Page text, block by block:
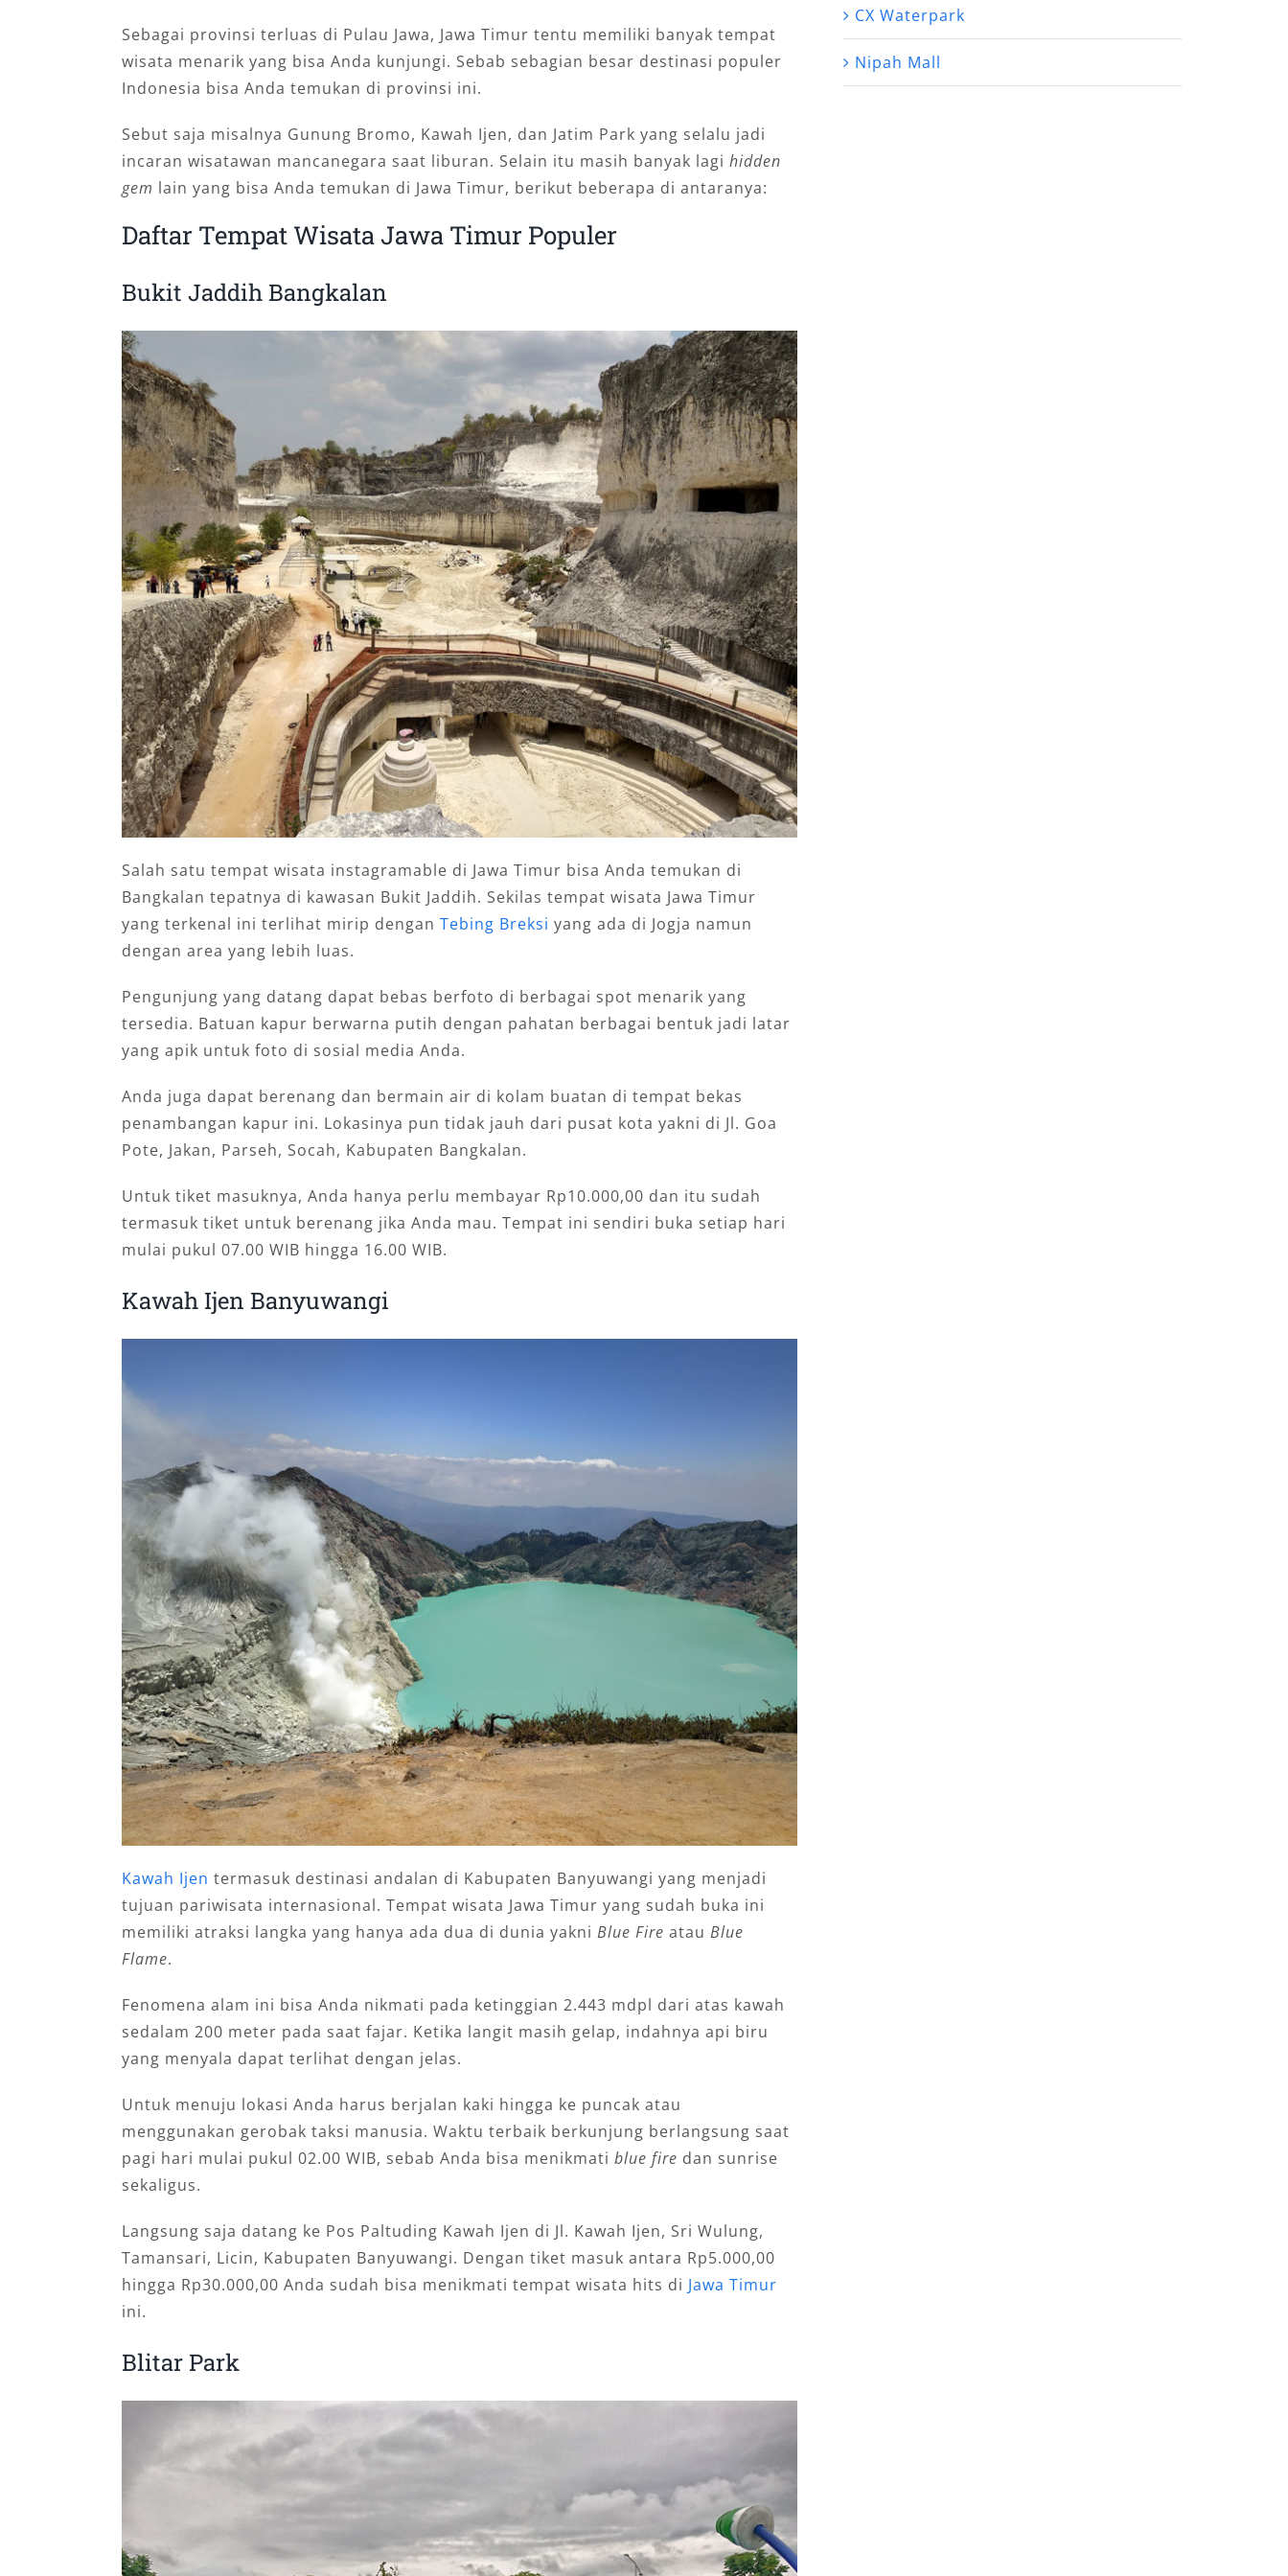
Sebagai provinsi terluas di Pulau Jawa, Jawa Timur tentu memiliki banyak tempat
wisata menarik yang bisa Anda kunjungi. Sebab sebagian besar destinasi populer
Indonesia bisa Anda temukan di provinsi ini.
Sebut saja misalnya Gunung Bromo, Kawah Ijen, dan Jatim Park yang selalu jadi
incaran wisatawan mancanegara saat liburan. Selain itu masih banyak lagi hidden
gem lain yang bisa Anda temukan di Jawa Timur, berikut beberapa di antaranya:
Daftar Tempat Wisata Jawa Timur Populer
Bukit Jaddih Bangkalan
Salah satu tempat wisata instagramable di Jawa Timur bisa Anda temukan di
Bangkalan tepatnya di kawasan Bukit Jaddih. Sekilas tempat wisata Jawa Timur
yang terkenal ini terlihat mirip dengan Tebing Breksi yang ada di Jogja namun
dengan area yang lebih luas.
Pengunjung yang datang dapat bebas berfoto di berbagai spot menarik yang
tersedia. Batuan kapur berwarna putih dengan pahatan berbagai bentuk jadi latar
yang apik untuk foto di sosial media Anda.
Anda juga dapat berenang dan bermain air di kolam buatan di tempat bekas
penambangan kapur ini. Lokasinya pun tidak jauh dari pusat kota yakni di Jl. Goa
Pote, Jakan, Parseh, Socah, Kabupaten Bangkalan.
Untuk tiket masuknya, Anda hanya perlu membayar Rp10.000,00 dan itu sudah
termasuk tiket untuk berenang jika Anda mau. Tempat ini sendiri buka setiap hari
mulai pukul 07.00 WIB hingga 16.00 WIB.
Kawah Ijen Banyuwangi
Kawah Ijen termasuk destinasi andalan di Kabupaten Banyuwangi yang menjadi
tujuan pariwisata internasional. Tempat wisata Jawa Timur yang sudah buka ini
memiliki atraksi langka yang hanya ada dua di dunia yakni Blue Fire atau Blue
Flame.
Fenomena alam ini bisa Anda nikmati pada ketinggian 2.443 mdpl dari atas kawah
sedalam 200 meter pada saat fajar. Ketika langit masih gelap, indahnya api biru
yang menyala dapat terlihat dengan jelas.
Untuk menuju lokasi Anda harus berjalan kaki hingga ke puncak atau
menggunakan gerobak taksi manusia. Waktu terbaik berkunjung berlangsung saat
pagi hari mulai pukul 02.00 WIB, sebab Anda bisa menikmati blue fire dan sunrise
sekaligus.
Langsung saja datang ke Pos Paltuding Kawah Ijen di Jl. Kawah Ijen, Sri Wulung,
Tamansari, Licin, Kabupaten Banyuwangi. Dengan tiket masuk antara Rp5.000,00
hingga Rp30.000,00 Anda sudah bisa menikmati tempat wisata hits di Jawa Timur
ini.
Blitar Park
CX Waterpark
Nipah Mall